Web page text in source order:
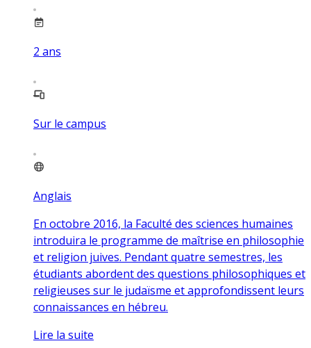
2 ans
Sur le campus
Anglais
En octobre 2016, la Faculté des sciences humaines
introduira le programme de maîtrise en philosophie
et religion juives. Pendant quatre semestres, les
étudiants abordent des questions philosophiques et
religieuses sur le judaïsme et approfondissent leurs
connaissances en hébreu.
Lire la suite